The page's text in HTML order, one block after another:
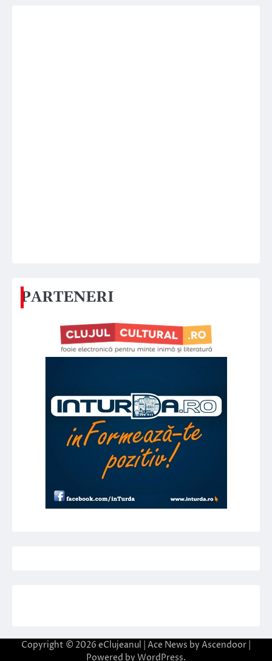
PARTENERI
Copyright © 2026 eClujeanul | Ace News by Ascendoor
Powered by WordPress.